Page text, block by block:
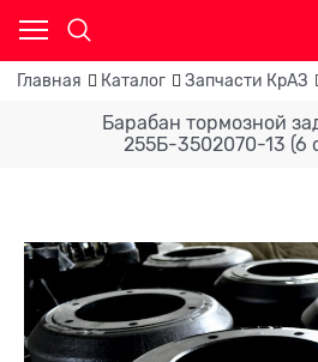
Главная Каталог Запчасти КрАЗ
Барабан тормозной
255Б-3502070-13 (6